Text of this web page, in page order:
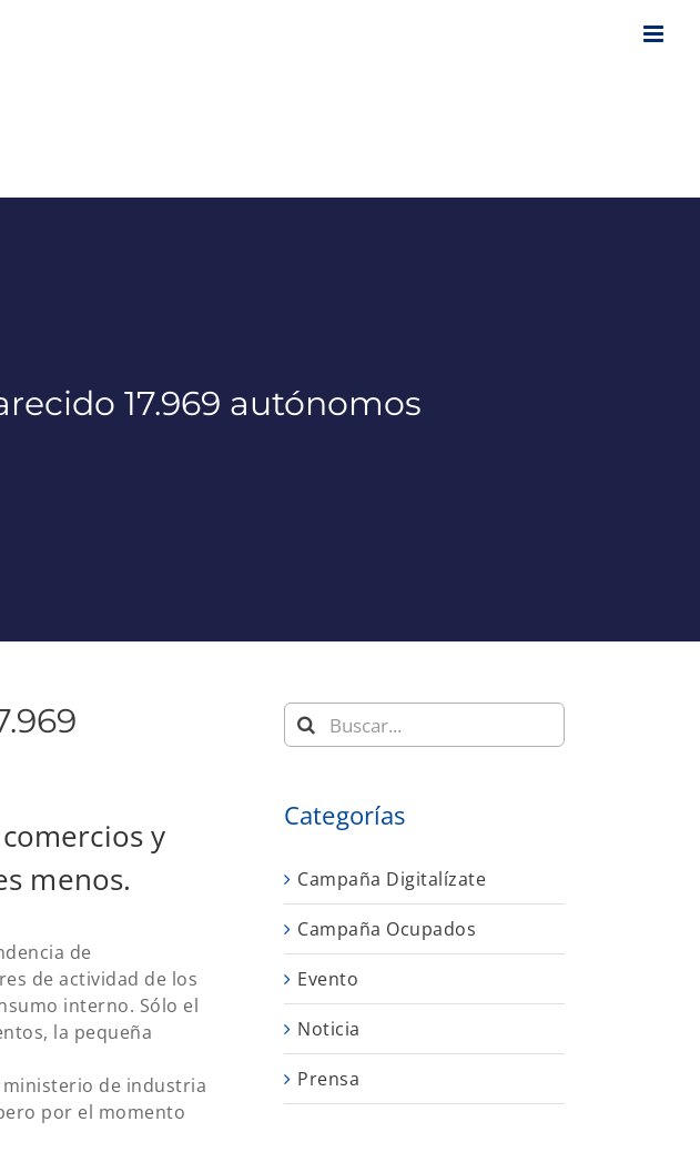
17.969 autónomos
y
menos.
de
de actividad de los
interno. Sólo el
la pequeña
de industria
por el momento
Buscar:
Categorías
Campaña Digitalízate
Campaña Ocupados
Evento
Noticia
Prensa